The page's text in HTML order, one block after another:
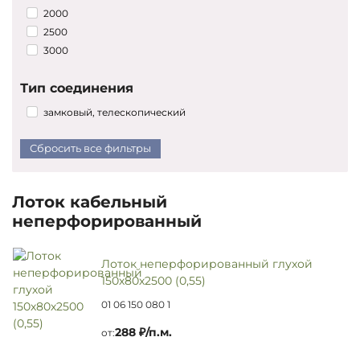
2000
2500
3000
Тип соединения
замковый, телескопический
Сбросить все фильтры
Лоток кабельный
неперфорированный
Лоток неперфорированный глухой
150х80х2500 (0,55)
01 06 150 080 1
от:288 ₽/п.м.